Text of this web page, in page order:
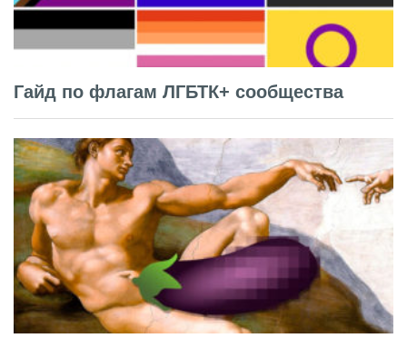
Гайд по флагам ЛГБТК+ сообщества